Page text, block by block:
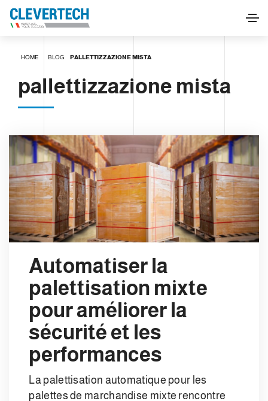
HOME BLOG PALLETTIZZAZIONE MISTA
pallettizzazione mista
Automatiser la
palettisation mixte
pour améliorer la
sécurité et les
performances
La palettisation automatique pour les
palettes de marchandise mixte rencontre